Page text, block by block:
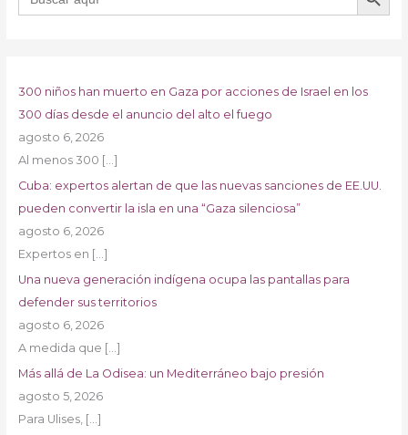
300 niños han muerto en Gaza por acciones de Israel en los
300 días desde el anuncio del alto el fuego
agosto 6, 2026
Al menos 300 […]
Cuba: expertos alertan de que las nuevas sanciones de EE.UU.
pueden convertir la isla en una “Gaza silenciosa”
agosto 6, 2026
Expertos en […]
Una nueva generación indígena ocupa las pantallas para
defender sus territorios
agosto 6, 2026
A medida que […]
Más allá de La Odisea: un Mediterráneo bajo presión
agosto 5, 2026
Para Ulises, […]